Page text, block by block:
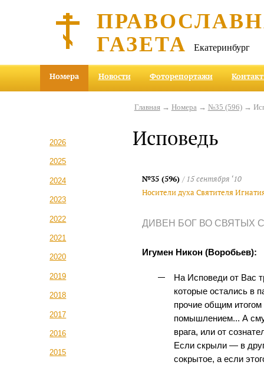
ГАЗЕТА Екатеринбург
Номера Новости Фоторепортажи
2026
2025
2024
2023
2022
2021
2020
2019
2018
2017
2016
2015
Главная→ Номера → №35 (596)→
Исповедь
№35 (596) / 15 сентября ‘10
Носители духа Святителя
ДИВЕН БОГ ВО СВЯТЫХ
Игумен Никон (Воробьев):
На Исповеди от Вас
которые остались в
прочие общим
помышлением... А
врага, или от
Если скрыли — в
сокрытое, а если